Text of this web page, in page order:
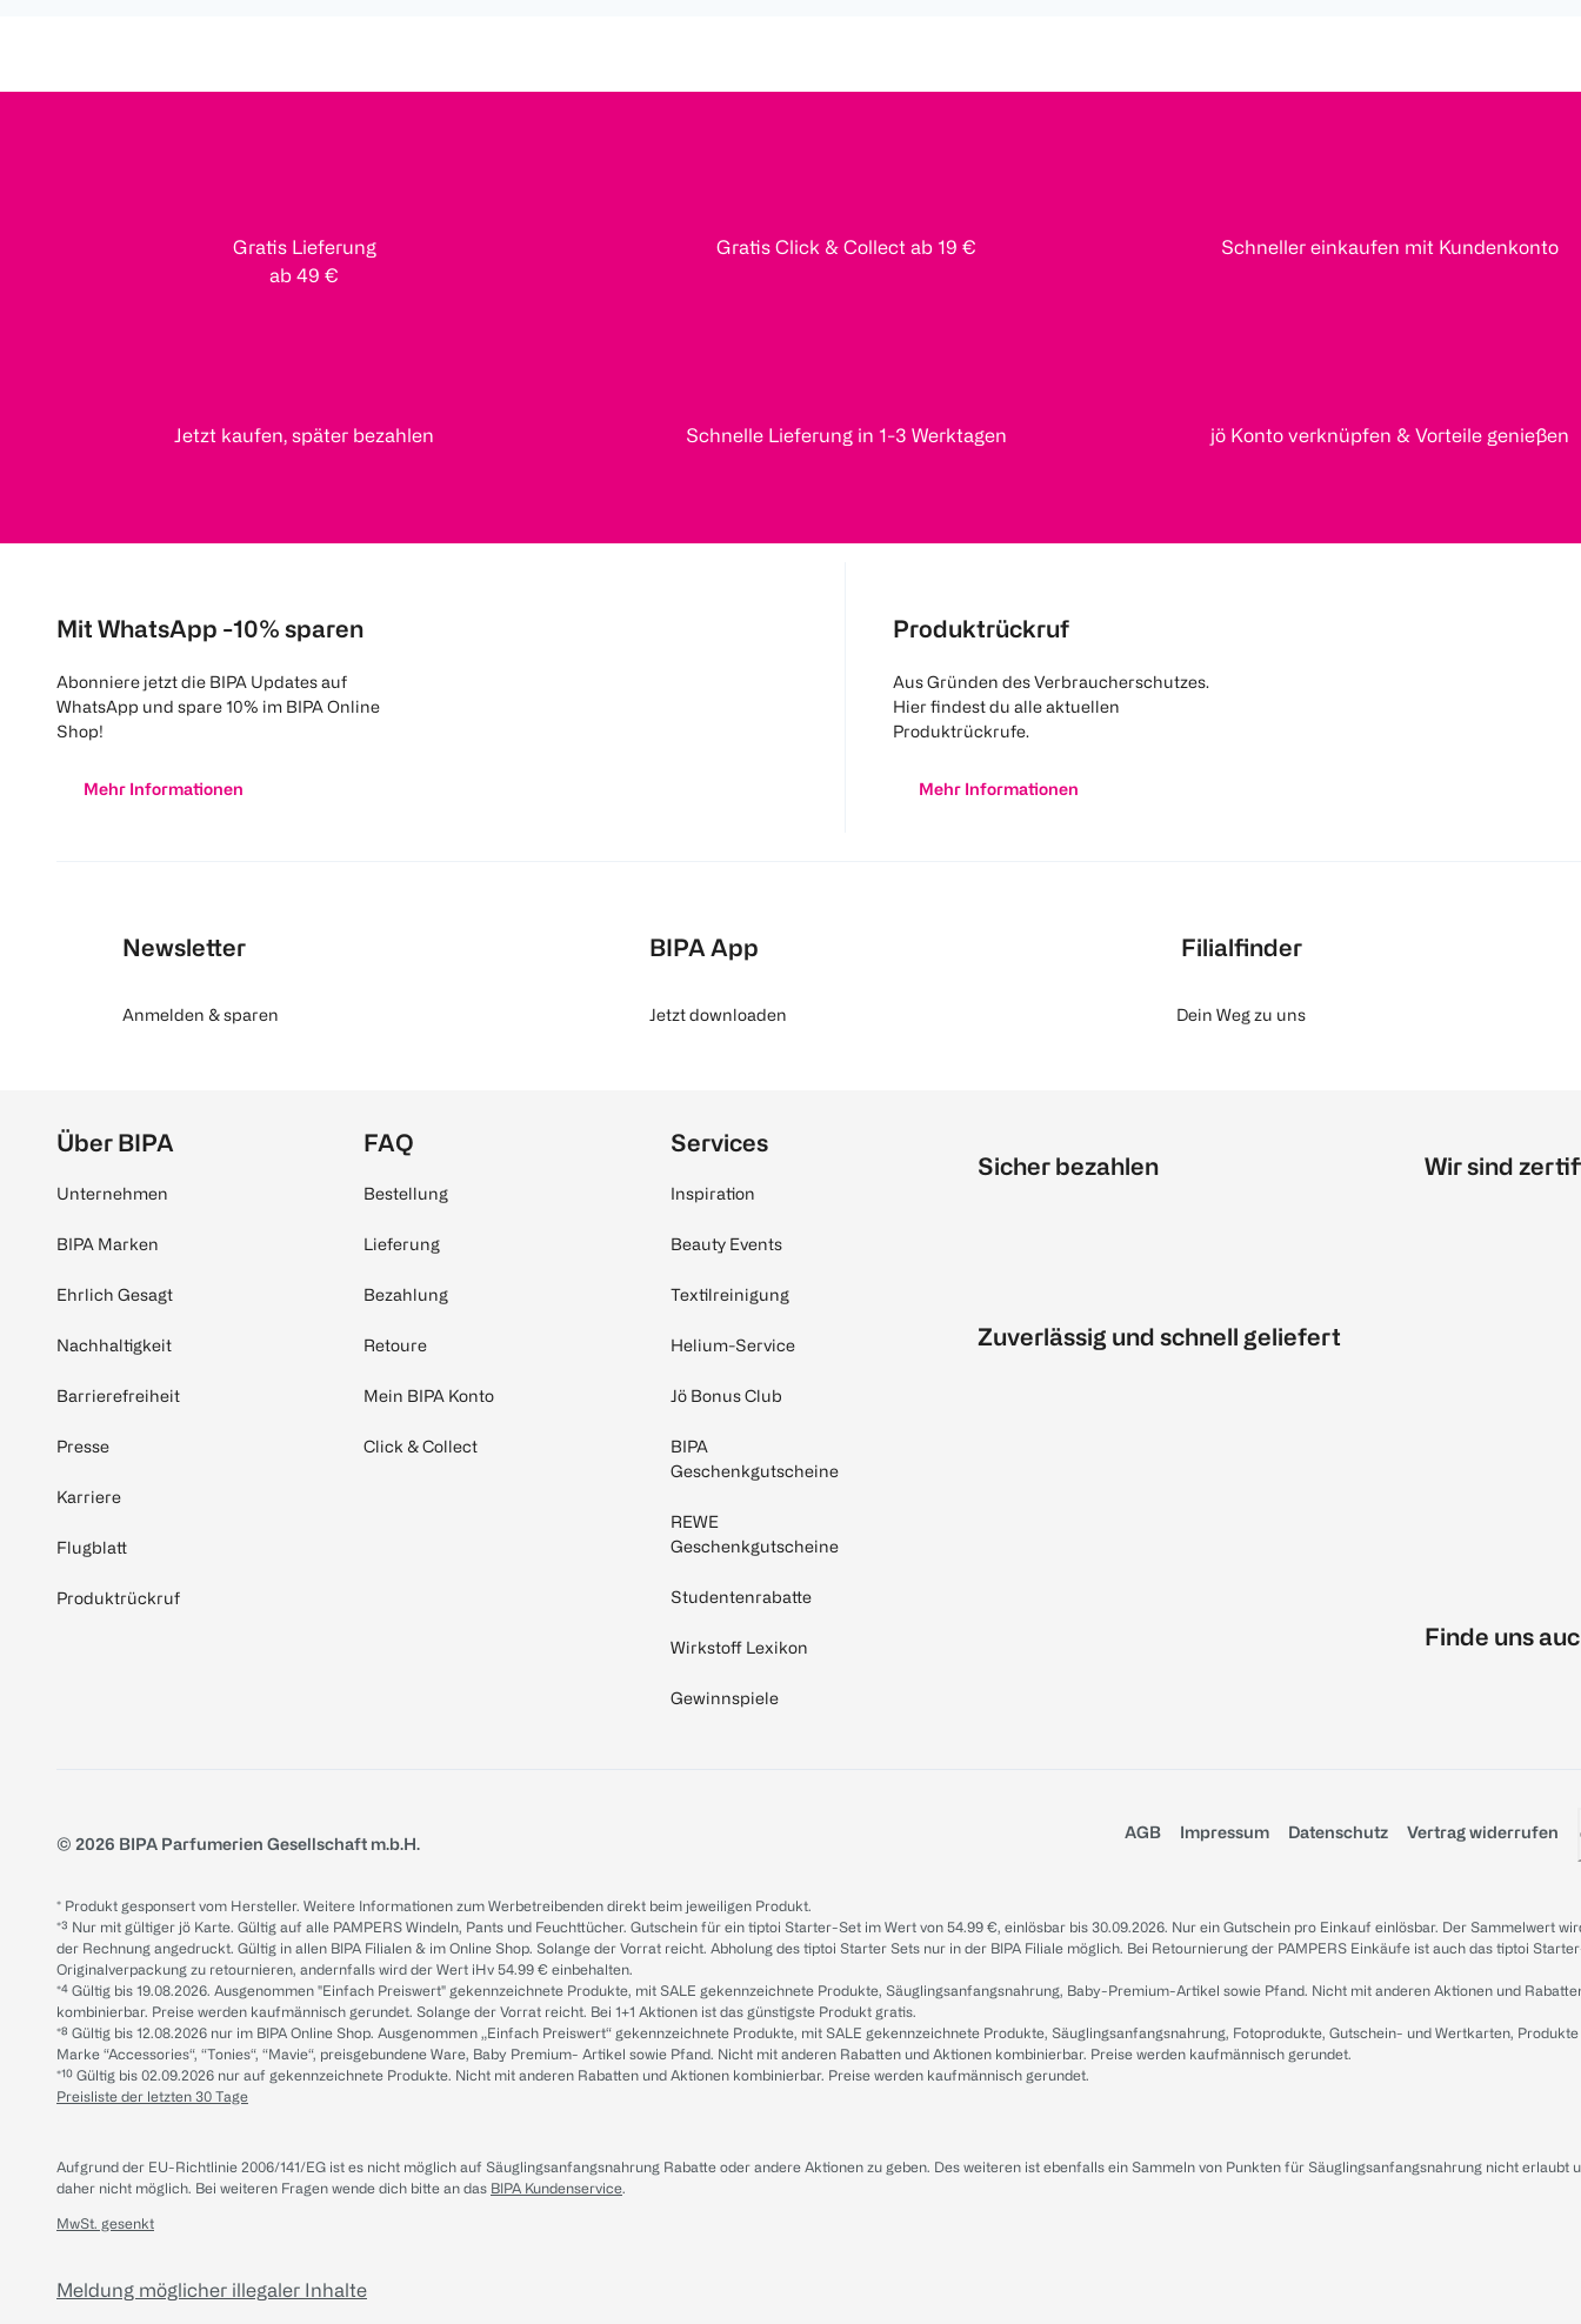
Gratis Lieferung
ab 49 €
Gratis Click & Collect ab 19 € Schneller einkaufen mit Kundenkonto
Jetzt kaufen, später bezahlen Schnelle Lieferung in 1-3 Werktagen jö Konto verknüpfen & Vorteile genießen
Mit WhatsApp -10% sparen
Abonniere jetzt die BIPA Updates auf
WhatsApp und spare 10% im BIPA Online
Shop!
Mehr Informationen
Produktrückruf
Aus Gründen des Verbraucherschutzes.
Hier findest du alle aktuellen
Produktrückrufe.
Mehr Informationen
Newsletter
Anmelden & sparen
BIPA App
Jetzt downloaden
Filialfinder
Dein Weg zu uns
Über BIPA
Unternehmen
BIPA Marken
Ehrlich Gesagt
Nachhaltigkeit
Barrierefreiheit
Presse
Karriere
Flugblatt
Produktrückruf
FAQ
Bestellung
Lieferung
Bezahlung
Retoure
Mein BIPA Konto
Click & Collect
Services
Inspiration
Beauty Events
Textilreinigung
Helium-Service
Jö Bonus Club
BIPA
Geschenkgutscheine
REWE
Geschenkgutscheine
Studentenrabatte
Wirkstoff Lexikon
Gewinnspiele
Sicher bezahlen
Zuverlässig und schnell geliefert
Wir sind
Finde uns
© 2026 BIPA Parfumerien Gesellschaft m.b.H.
AGB Impressum Datenschutz Vertrag widerrufen
* Produkt gesponsert vom Hersteller. Weitere Informationen zum Werbetreibenden direkt beim jeweiligen Produkt.
*³ Nur mit gültiger jö Karte. Gültig auf alle PAMPERS Windeln, Pants und Feuchttücher. Gutschein für ein tiptoi Starter-Set im Wert von 54.99 €, einlösbar bis 30.09.2026. Nur ein Gutschein pro Einkauf einlösbar. Der Sammelwert
der Rechnung angedruckt. Gültig in allen BIPA Filialen & im Online Shop. Solange der Vorrat reicht. Abholung des tiptoi Starter Sets nur in der BIPA Filiale möglich. Bei Retournierung der PAMPERS Einkäufe ist auch das tiptoi
Originalverpackung zu retournieren, andernfalls wird der Wert iHv 54.99 € einbehalten.
*⁴ Gültig bis 19.08.2026. Ausgenommen "Einfach Preiswert" gekennzeichnete Produkte, mit SALE gekennzeichnete Produkte, Säuglingsanfangsnahrung, Baby-Premium-Artikel sowie Pfand. Nicht mit anderen Aktionen und
kombinierbar. Preise werden kaufmännisch gerundet. Solange der Vorrat reicht. Bei 1+1 Aktionen ist das günstigste Produkt gratis.
*⁸ Gültig bis 12.08.2026 nur im BIPA Online Shop. Ausgenommen „Einfach Preiswert“ gekennzeichnete Produkte, mit SALE gekennzeichnete Produkte, Säuglingsanfangsnahrung, Fotoprodukte, Gutschein- und Wertkarten,
Marke “Accessories“, “Tonies“, “Mavie“, preisgebundene Ware, Baby Premium- Artikel sowie Pfand. Nicht mit anderen Rabatten und Aktionen kombinierbar. Preise werden kaufmännisch gerundet.
*¹⁰ Gültig bis 02.09.2026 nur auf gekennzeichnete Produkte. Nicht mit anderen Rabatten und Aktionen kombinierbar. Preise werden kaufmännisch gerundet.
Preisliste der letzten 30 Tage
Aufgrund der EU-Richtlinie 2006/141/EG ist es nicht möglich auf Säuglingsanfangsnahrung Rabatte oder andere Aktionen zu geben. Des weiteren ist ebenfalls ein Sammeln von Punkten für Säuglingsanfangsnahrung nicht erlaubt
daher nicht möglich. Bei weiteren Fragen wende dich bitte an das BIPA Kundenservice.
MwSt. gesenkt
Meldung möglicher illegaler Inhalte